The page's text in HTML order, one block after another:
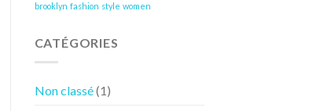
brooklyn fashion style women
CATÉGORIES
Non classé(1)